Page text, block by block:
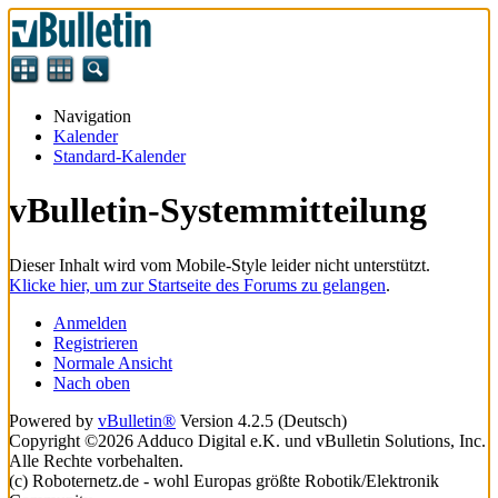
Navigation
Kalender
Standard-Kalender
vBulletin-Systemmitteilung
Dieser Inhalt wird vom Mobile-Style leider nicht unterstützt.
Klicke hier, um zur Startseite des Forums zu gelangen.
Anmelden
Registrieren
Normale Ansicht
Nach oben
Powered by vBulletin® Version 4.2.5 (Deutsch)
Copyright ©2026 Adduco Digital e.K. und vBulletin Solutions, Inc.
Alle Rechte vorbehalten.
(c) Roboternetz.de - wohl Europas größte Robotik/Elektronik